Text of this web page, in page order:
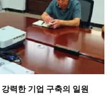
력한 기업 구축의 일원